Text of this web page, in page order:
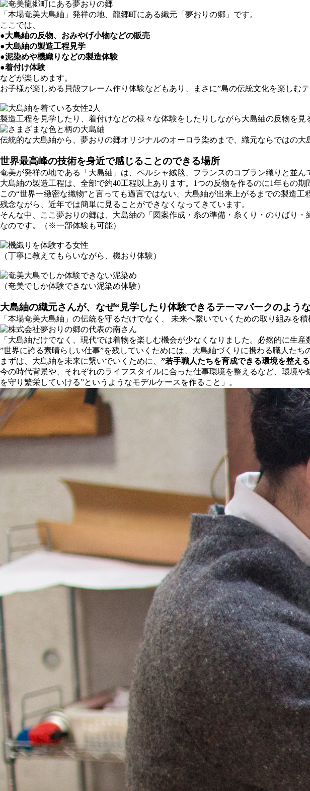
「本場奄美大島紬」発祥の地、龍郷町にある織元「夢おりの郷」です。
ここでは、
●大島紬の反物、おみやげ小物などの販売
●大島紬の製造工程見学
●泥染めや機織りなどの製造体験
●着付け体験
などが楽しめます。
お子様が楽しめる貝殻フレーム作り体験などもあり、まさに”島の伝統文化を楽しむテ
製造工程を見学したり、着付けなどの様々な体験をしたりしながら大島紬の反物を見
伝統的な大島紬から、夢おりの郷オリジナルのオーロラ染めまで、織元ならではの大
世界最高峰の技術を身近で感じることのできる場所
奄美が発祥の地である「大島紬」は、ペルシャ絨毯、フランスのコブラン織りと並ん
大島紬の製造工程は、全部で約40工程以上あります。1つの反物を作るのに1年もの期
この“世界一緻密な織物”と言っても過言ではない、大島紬が出来上がるまでの製造工
残念ながら、近年では簡単に見ることができなくなってきています。
そんな中、ここ夢おりの郷は、大島紬の「図案作成・糸の準備・糸くり・のりばり
なのです。（※一部体験も可能）
（丁寧に教えてもらいながら、機おり体験）
（奄美でしか体験できない泥染め体験）
大島紬の織元さんが、なぜ“見学したり体験できるテーマパークのよう
「本場奄美大島紬」の伝統を守るだけでなく、 未来へ繋いでいくための取り組みを
「大島紬だけでなく、現代では着物を楽しむ機会が少なくなりました。必然的に生
”世界に誇る素晴らしい仕事”を残していくためには、大島紬づくりに携わる職人た
まずは、大島紬を未来に繋いでいくために、 ”若手職人たちを育成できる環境を整え
今の時代背景や、それぞれのライフスタイルに合った仕事環境を整えるなど、環境
を守り繁栄していける”というようなモデルケースを作ること」。